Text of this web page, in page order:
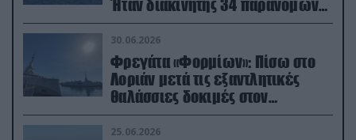
Ήταν διακινητής 34 παράνομων
μεταναστών
30.06.2026
Φρεγάτα «Φορμίων»: Πίσω στο
Λοριάν μετά τις εξαντλητικές
θαλάσσιες δοκιμές στον
απαιτητικό Βισκαϊκό
25.06.2026